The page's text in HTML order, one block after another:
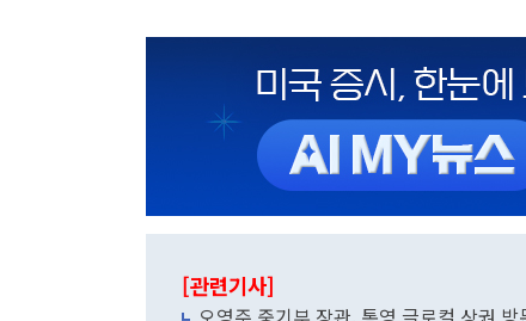
[관련기사]